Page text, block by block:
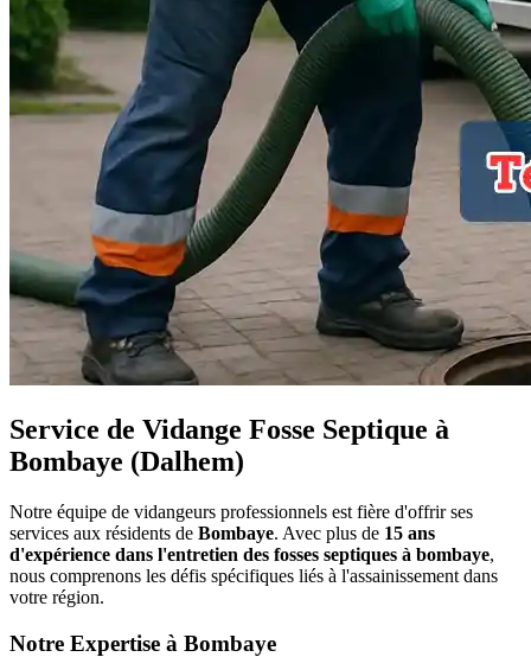
Service de Vidange Fosse Septique à
Bombaye (Dalhem)
Notre équipe de vidangeurs professionnels est fière d'offrir ses
services aux résidents de Bombaye. Avec plus de 15 ans
d'expérience dans l'entretien des fosses septiques à bombaye,
nous comprenons les défis spécifiques liés à l'assainissement dans
votre région.
Notre Expertise à Bombaye